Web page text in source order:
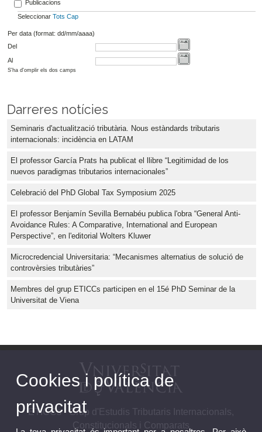
Publicacions
Seleccionar Tots Cap
Per data (format: dd/mm/aaaa)
Del
Al
S'ha d'omplir els dos camps
Darreres notícies
Seminaris d'actualització tributària. Nous estàndards tributaris
internacionals: incidència en LATAM
El professor García Prats ha publicat el llibre “Legitimidad de los
nuevos paradigmas tributarios internacionales”
Celebració del PhD Global Tax Symposium 2025
El professor Benjamín Sevilla Bernabéu publica l'obra “General Anti-
Avoidance Rules: A Comparative, International and European
Perspective”, en l'editorial Wolters Kluwer
Microcredencial Universitaria: “Mecanismes alternatius de solució de
controvèrsies tributàries”
Membres del grup ETICCs participen en el 15é PhD Seminar de la
Universitat de Viena
ETICCs - Grup d'Estudis Tributaris Internacionals,
Constitucionals i Comparats
Cookies i política de
privacitat